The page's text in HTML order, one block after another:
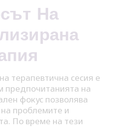
На
терапевтична сесия е
предпочитанията на
фокус позволява
проблемите и
По време на тези